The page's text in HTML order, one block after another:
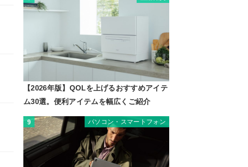
【2026年版】QOLを上げるおすすめアイテ
ム30選。便利アイテムを幅広くご紹介
9 パソコン・スマートフォン